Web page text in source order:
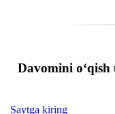
Davomini
Saytga kiring